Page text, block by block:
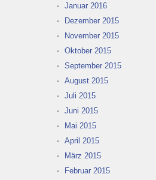
Januar 2016
Dezember 2015
November 2015
Oktober 2015
September 2015
August 2015
Juli 2015
Juni 2015
Mai 2015
April 2015
März 2015
Februar 2015